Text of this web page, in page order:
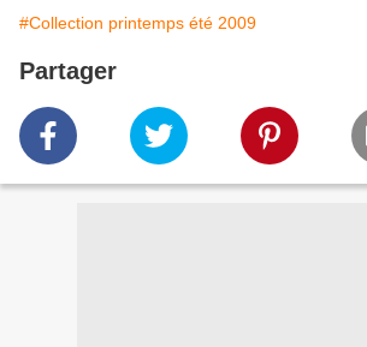
#Collection printemps été 2009
Partager